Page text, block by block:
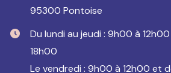
95300 Pontoise
Du lundi au jeudi : 9h00 à
18h00
Le vendredi : 9h00 à 12h00 et